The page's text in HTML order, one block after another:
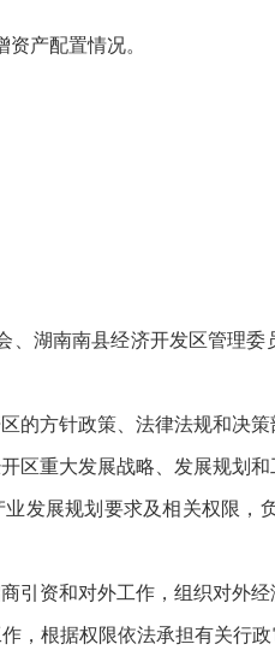
产配置情况。
南南县经济开发区管理委
方针政策、法律法规和决策
重大发展战略、发展规划和
展规划要求及相关权限，
资和对外工作，组织对外经
根据权限依法承担有关行政